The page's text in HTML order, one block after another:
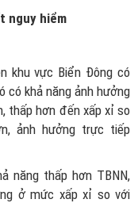
nguy hiểm
khu vực Biển Đông có
có khả năng ảnh hưởng
thấp hơn đến xấp xỉ so
ảnh hưởng trực tiếp
năng thấp hơn TBNN,
ở mức xấp xỉ so với